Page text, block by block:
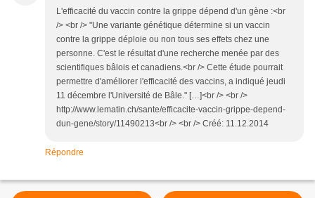
L'efficacité du vaccin contre la grippe dépend d'un gène :<br
/> <br /> "Une variante génétique détermine si un vaccin
contre la grippe déploie ou non tous ses effets chez une
personne. C'est le résultat d'une recherche menée par des
scientifiques bâlois et canadiens.<br /> Cette étude pourrait
permettre d'améliorer l'efficacité des vaccins, a indiqué jeudi
11 décembre l'Université de Bâle." […]<br /> <br />
http://www.lematin.ch/sante/efficacite-vaccin-grippe-depend-
dun-gene/story/11490213<br /> <br /> Créé: 11.12.2014
Répondre